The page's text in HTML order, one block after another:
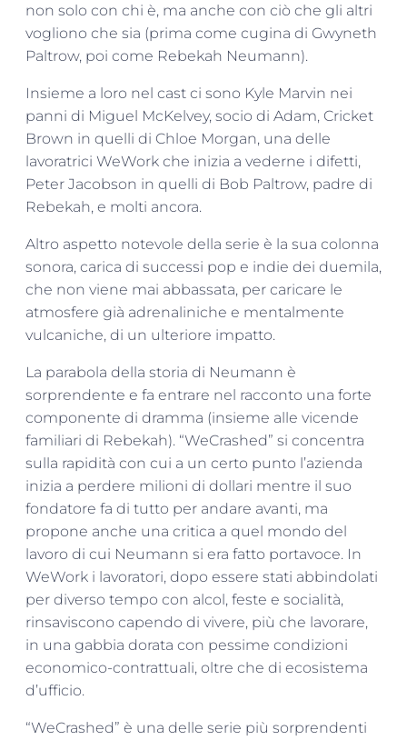
non solo con chi è, ma anche con ciò che gli altri
vogliono che sia (prima come cugina di Gwyneth
Paltrow, poi come Rebekah Neumann).
Insieme a loro nel cast ci sono Kyle Marvin nei
panni di Miguel McKelvey, socio di Adam, Cricket
Brown in quelli di Chloe Morgan, una delle
lavoratrici WeWork che inizia a vederne i difetti,
Peter Jacobson in quelli di Bob Paltrow, padre di
Rebekah, e molti ancora.
Altro aspetto notevole della serie è la sua colonna
sonora, carica di successi pop e indie dei duemila,
che non viene mai abbassata, per caricare le
atmosfere già adrenaliniche e mentalmente
vulcaniche, di un ulteriore impatto.
La parabola della storia di Neumann è
sorprendente e fa entrare nel racconto una forte
componente di dramma (insieme alle vicende
familiari di Rebekah). “WeCrashed” si concentra
sulla rapidità con cui a un certo punto l’azienda
inizia a perdere milioni di dollari mentre il suo
fondatore fa di tutto per andare avanti, ma
propone anche una critica a quel mondo del
lavoro di cui Neumann si era fatto portavoce. In
WeWork i lavoratori, dopo essere stati abbindolati
per diverso tempo con alcol, feste e socialità,
rinsaviscono capendo di vivere, più che lavorare,
in una gabbia dorata con pessime condizioni
economico-contrattuali, oltre che di ecosistema
d’ufficio.
“WeCrashed” è una delle serie più sorprendenti